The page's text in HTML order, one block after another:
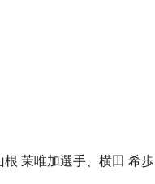
茉唯加選手、横田 希歩